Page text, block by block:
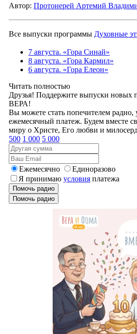
Автор: Протоиерей Артемий
Все выпуски программы Духовные
7 августа. «Гора Синай»
8 августа. «Гора Кармил»
6 августа. «Гора Елеон»
Читать полностью
Друзья! Поддержите выпуски новых
ВЕРА!
Вы можете стать попечителем радио,
ежемесячный платеж. Будем вместе
миру о Христе, Его любви и
500 1 000 5 000
Ежемесячно
Единоразово
Я принимаю условия платежа
Помочь радио
Помочь радио